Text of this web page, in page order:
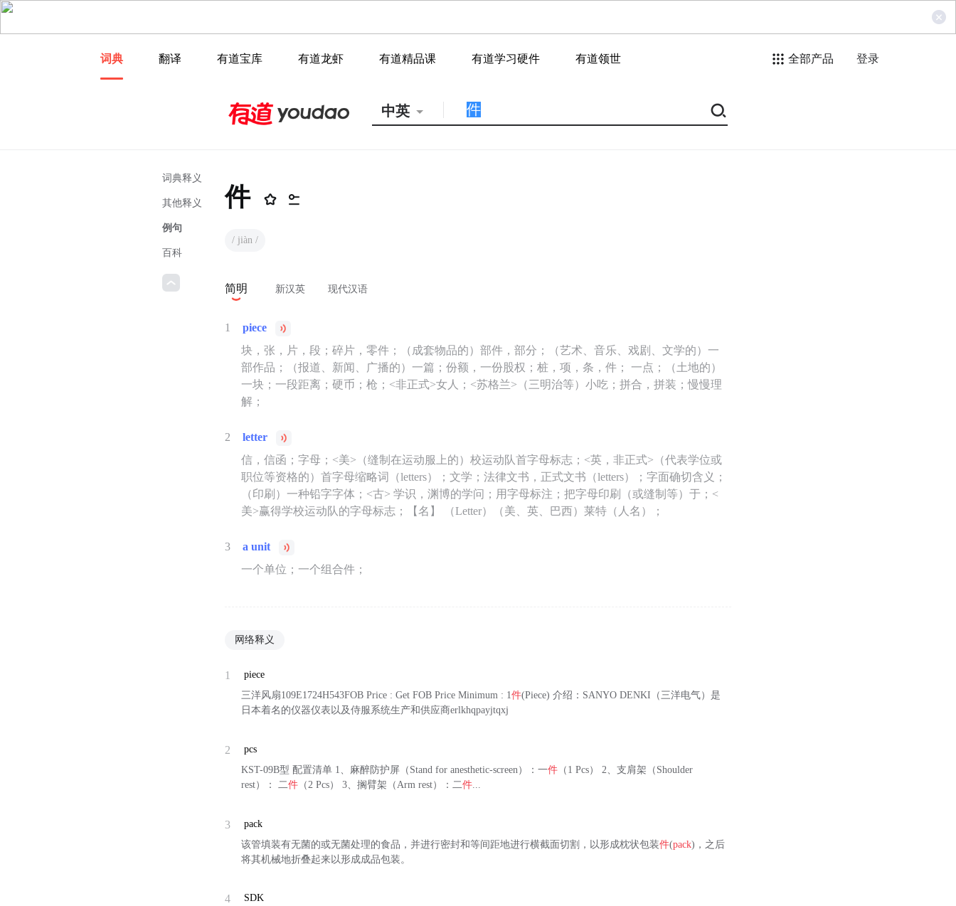
词典 翻译 有道宝库 有道龙虾 有道精品课 有道学习硬件 有道领世 全部产品 登录
中英
词典释义
其他释义
例句
百科
件
/ jiàn /
简明 新汉英 现代汉语
1
piece
块，张，片，段；碎片，零件；（成套物品的）部件，部分；（艺术、音乐、戏剧、文学的）一
部作品；（报道、新闻、广播的）一篇；份额，一份股权；桩，项，条，件； 一点；（土地的）
一块；一段距离；硬币；枪；<非正式>女人；<苏格兰>（三明治等）小吃；拼合，拼装；慢慢理
解；
2
letter
信，信函；字母；<美>（缝制在运动服上的）校运动队首字母标志；<英，非正式>（代表学位或
职位等资格的）首字母缩略词（letters）；文学；法律文书，正式文书（letters）；字面确切含义；
（印刷）一种铅字字体；<古> 学识，渊博的学问；用字母标注；把字母印刷（或缝制等）于；<
美>赢得学校运动队的字母标志；【名】 （Letter）（美、英、巴西）莱特（人名）；
3
a unit
一个单位；一个组合件；
网络释义
1
piece
三洋风扇109E1724H543FOB Price : Get FOB Price Minimum : 1件(Piece) 介绍：SANYO DENKI（三洋电气）是
日本着名的仪器仪表以及侍服系统生产和供应商erlkhqpayjtqxj
2
pcs
KST-09B型 配置清单 1、麻醉防护屏（Stand for anesthetic-screen）：一件 （1 Pcs） 2、支肩架（Shoulder
rest）： 二件 （2 Pcs） 3、搁臂架（Arm rest）：二件...
3
pack
该管填装有无菌的或无菌处理的食品，并进行密封和等间距地进行横截面切割，以形成枕状包装件(pack)，之后
将其机械地折叠起来以形成成品包装。
4
SDK